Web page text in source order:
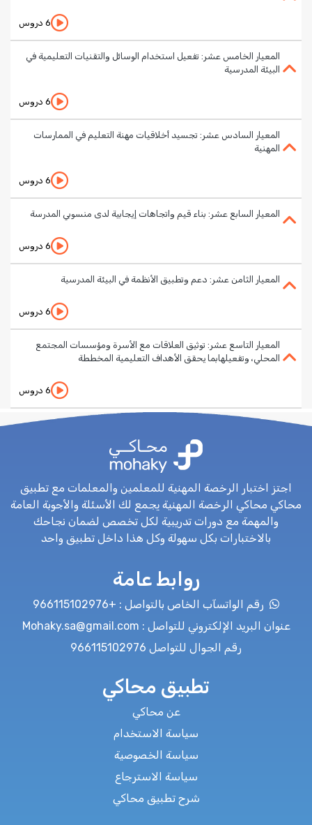
6 دروس
المعيار الخامس عشر: تفعيل استخدام الوسائل والتقنيات التعليمية في
البيئة المدرسية
6 دروس
المعيار السادس عشر: تجسيد أخلاقيات مهنة التعليم في الممارسات
المهنية
6 دروس
المعيار السابع عشر: بناء قيم واتجاهات إيجابية لدى منسوبي المدرسة
6 دروس
المعيار الثامن عشر: دعم وتطبيق الأنظمة في البيئة المدرسية
6 دروس
المعيار التاسع عشر: توثيق العلاقات مع الأسرة ومؤسسات المجتمع
المحلي، وتفعيلهابما يحقق الأهداف التعليمية المخططة
6 دروس
اجتز اختبار الرخصة المهنية للمعلمين والمعلمات مع تطبيق
محاكي محاكي الرخصة المهنية يجمع لك الأسئلة والأجوبة العامة
والمهمة مع دورات تدريبية لكل تخصص لضمان نجاحك
بالاختبارات بكل سهولة وكل هذا داخل تطبيق واحد
روابط عامة
رقم الواتسآب الخاص بالتواصل : +966115102976
عنوان البريد الإلكتروني للتواصل : Mohaky.sa@gmail.com
رقم الجوال للتواصل 966115102976
تطبيق محاكي
عن محاكي
سياسة الاستخدام
سياسة الخصوصية
سياسة الاسترجاع
شرح تطبيق محاكي